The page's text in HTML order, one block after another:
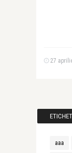
27
aaa